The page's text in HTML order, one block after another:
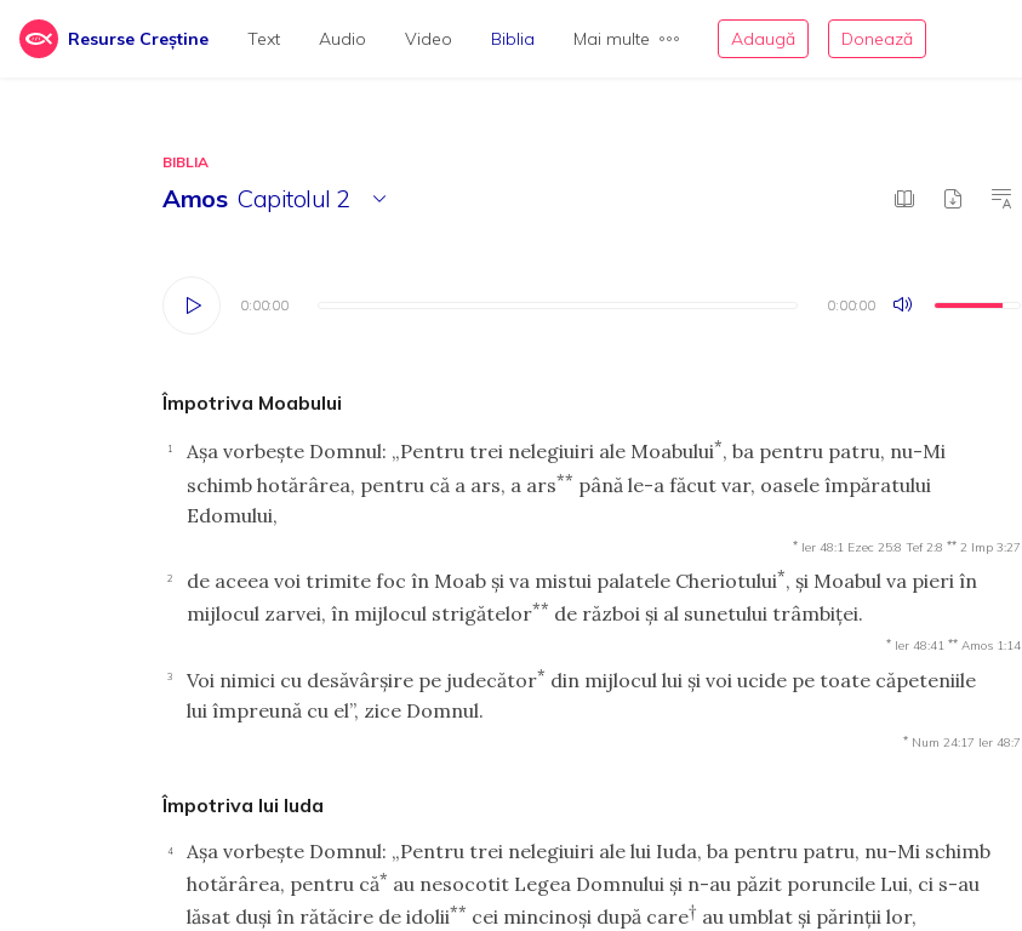
Resurse Creștine Text Audio Video Biblia Mai multe Adaugă Donează
BIBLIA
Amos Capitolul 2
0:00:00 0:00:00
0:00:00 0:00:00
Împotriva Moabului
1 Aşa vorbeşte Domnul: „Pentru trei nelegiuiri ale Moabului*, ba pentru patru, nu-Mi
schimb hotărârea, pentru că a ars, a ars** până le-a făcut var, oasele împăratului
Edomului,
* Ier 48:1 Ezec 25:8 Tef 2:8 ** 2 Imp 3:27
2 de aceea voi trimite foc în Moab şi va mistui palatele Cheriotului*, şi Moabul va pieri în
mijlocul zarvei, în mijlocul strigătelor** de război şi al sunetului trâmbiţei.
* Ier 48:41 ** Amos 1:14
3 Voi nimici cu desăvârşire pe judecător* din mijlocul lui şi voi ucide pe toate căpeteniile
lui împreună cu el”, zice Domnul.
* Num 24:17 Ier 48:7
Împotriva lui Iuda
4
Aşa vorbeşte Domnul: „Pentru trei nelegiuiri ale lui Iuda, ba pentru patru, nu-Mi schimb
hotărârea, pentru că* au nesocotit Legea Domnului şi n-au păzit poruncile Lui, ci s-au
lăsat duşi în rătăcire de idolii** cei mincinoşi după care† au umblat şi părinţii lor,